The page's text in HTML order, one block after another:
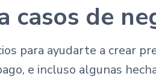
casos de
para ayudarte a crear
e incluso algunas